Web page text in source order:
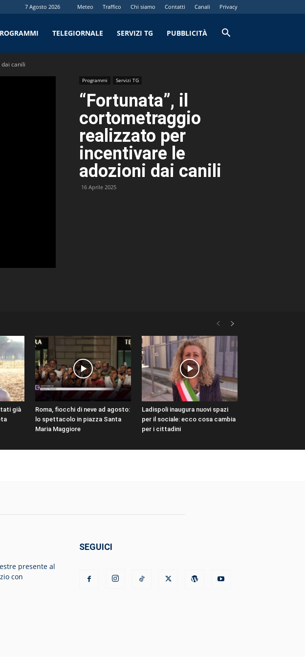
7 Agosto 2026 Meteo Traffico Chi siamo Contatti Canali Privacy
TELEGIORNALE SERVIZI TG PUBBLICITÀ
canili
Programmi Servizi TG
“Fortunata”, il
cortometraggio
realizzato per
incentivare le
adozioni dai canili
16 Aprile 2025
già
Roma, fiocchi di neve ad agosto:
lo spettacolo in piazza Santa
Maria Maggiore
Ladispoli inaugura nuovi spazi
per il sociale: ecco cosa cambia
per i cittadini
presente al
con
SEGUICI